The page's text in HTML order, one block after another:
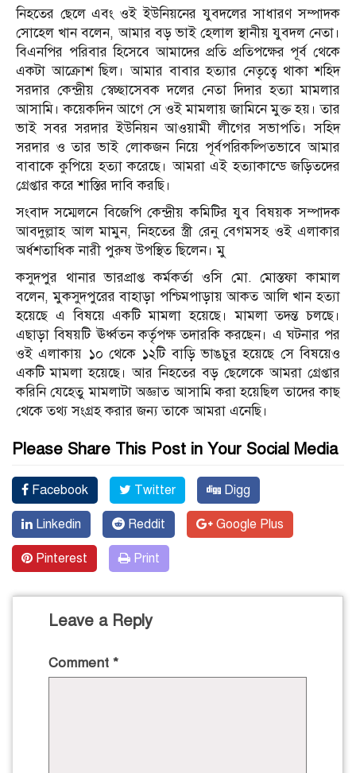
নিহতের ছেলে এবং ওই ইউনিয়নের যুবদলের সাধারণ সম্পাদক
সোহেল খান বলেন, আমার বড় ভাই হেলাল স্থানীয় যুবদল নেতা।
বিএনপির পরিবার হিসেবে আমাদের প্রতি প্রতিপক্ষের পূর্ব থেকে
একটা আক্রোশ ছিল। আমার বাবার হত্যার নেতৃত্বে থাকা শহিদ
সরদার কেন্দ্রীয় স্বেচ্ছাসেবক দলের নেতা দিদার হত্যা মামলার
আসামি। কয়েকদিন আগে সে ওই মামলায় জামিনে মুক্ত হয়। তার
ভাই সবর সরদার ইউনিয়ন আওয়ামী লীগের সভাপতি। সহিদ
সরদার ও তার ভাই লোকজন নিয়ে পূর্বপরিকল্পিতভাবে আমার
বাবাকে কুপিয়ে হত্যা করেছে। আমরা এই হত্যাকান্ডে জড়িতদের
গ্রেপ্তার করে শাস্তির দাবি করছি।
সংবাদ সম্মেলনে বিজেপি কেন্দ্রীয় কমিটির যুব বিষয়ক সম্পাদক
আবদুল্লাহ আল মামুন, নিহতের স্ত্রী রেনু বেগমসহ ওই এলাকার
অর্ধশতাধিক নারী পুরুষ উপস্থিত ছিলেন। মু
কসুদপুর থানার ভারপ্রাপ্ত কর্মকর্তা ওসি মো. মোস্তফা কামাল
বলেন, মুকসুদপুরের বাহাড়া পশ্চিমপাড়ায় আকত আলি খান হত্যা
হয়েছে এ বিষয়ে একটি মামলা হয়েছে। মামলা তদন্ত চলছে।
এছাড়া বিষয়টি ঊর্ধ্বতন কর্তৃপক্ষ তদারকি করছেন। এ ঘটনার পর
ওই এলাকায় ১০ থেকে ১২টি বাড়ি ভাঙচুর হয়েছে সে বিষয়েও
একটি মামলা হয়েছে। আর নিহতের বড় ছেলেকে আমরা গ্রেপ্তার
করিনি যেহেতু মামলাটা অজ্ঞাত আসামি করা হয়েছিল তাদের কাছ
থেকে তথ্য সংগ্রহ করার জন্য তাকে আমরা এনেছি।
Please Share This Post in Your Social Media
Facebook Twitter Digg
Linkedin Reddit Google Plus
Pinterest Print
Leave a Reply
Comment *